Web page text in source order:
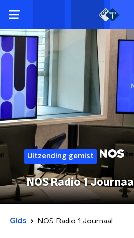
Uitzending gemist
NOS Radio 1 Journaal
Gids NOS Radio 1 Journaal